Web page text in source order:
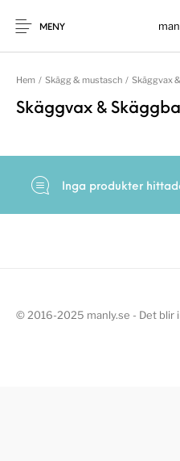
MENY
Hem / Skägg & mustasch / Skäggvax
Skäggvax &
Inga produkter
© 2016-2025 manly.se - Det blir